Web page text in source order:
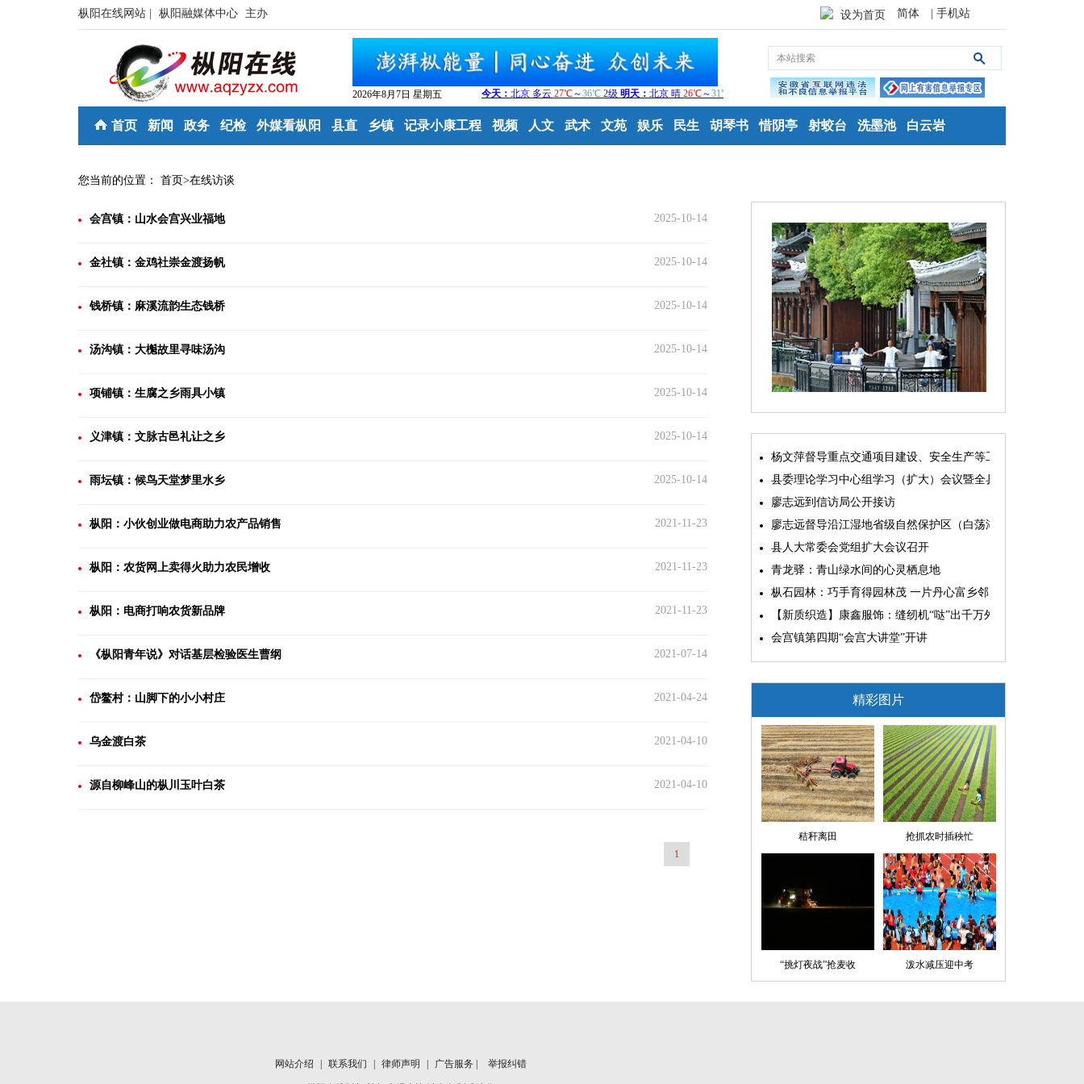
枞阳在线网站 | 枞阳融媒体中心 主办 设为首页 简体 | 手机站
2026年8月7日 星期五
首页 新闻 政务 纪检 外媒看枞阳 县直 乡镇 记录小康工程 视频 人文 武术 文苑 娱乐 民生 胡琴书 惜阴亭 射蛟台 洗墨池 白云岩
您当前的位置： 首页>在线访谈
2025-10-14
会宫镇：山水会宫兴业福地
2025-10-14
金社镇：金鸡社崇金渡扬帆
2025-10-14
钱桥镇：麻溪流韵生态钱桥
2025-10-14
汤沟镇：大櫆故里寻味汤沟
2025-10-14
项铺镇：生腐之乡雨具小镇
2025-10-14
义津镇：文脉古邑礼让之乡
2025-10-14
雨坛镇：候鸟天堂梦里水乡
2021-11-23
枞阳：小伙创业做电商助力农产品销售
2021-11-23
枞阳：农货网上卖得火助力农民增收
2021-11-23
枞阳：电商打响农货新品牌
2021-07-14
《枞阳青年说》对话基层检验医生曹纲
2021-04-24
岱鳌村：山脚下的小小村庄
2021-04-10
乌金渡白茶
2021-04-10
源自柳峰山的枞川玉叶白茶
1
杨文萍督导重点交通项目建设、安全生产等工作
县委理论学习中心组学习（扩大）会议暨全县“两为”能力素质
廖志远到信访局公开接访
廖志远督导沿江湿地省级自然保护区（白荡湖片区）问题整改
县人大常委会党组扩大会议召开
青龙驿：青山绿水间的心灵栖息地
枞石园林：巧手育得园林茂 一片丹心富乡邻
【新质织造】康鑫服饰：缝纫机“哒”出千万外贸大生意
会宫镇第四期“会宫大讲堂”开讲
精彩图片
秸秆离田 抢抓农时插秧忙
“挑灯夜战”抢麦收 泼水减压迎中考
网站介绍 联系我们 律师声明 广告服务 | 举报纠错